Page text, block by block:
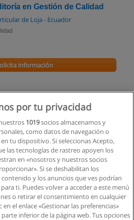
en Gestión de Calidad
de Loja - Ecuador
información
por tu privacidad
1019socios almacenamos y
como datos de navegación o
tu dispositivo. Si seleccionas Acepto,
las tecnologías de rastreo apoyen los
en «nosotros y nuestros socios
Si se deshabilitan los
y los anuncios que ves podrían
ti. Puedes volver a acceder a este menú
o retirar el consentimiento en cualquier
el enlace «Gestionar las preferencias»
inferior de la página web. Tus opciones